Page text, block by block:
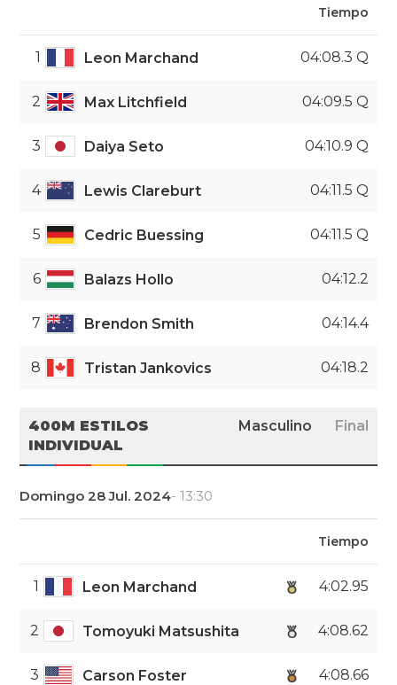
Tiempo
1 Leon Marchand 04:08.3 Q
2 Max Litchfield 04:09.5 Q
3 Daiya Seto 04:10.9 Q
4 Lewis Clareburt 04:11.5 Q
5 Cedric Buessing 04:11.5 Q
6 Balazs Hollo 04:12.2
7 Brendon Smith 04:14.4
8 Tristan Jankovics 04:18.2
400M ESTILOS
INDIVIDUAL
Masculino Final
Domingo 28 Jul. 2024- 13:30
Tiempo
1 Leon Marchand 4:02.95
2 Tomoyuki Matsushita 4:08.62
3 Carson Foster 4:08.66